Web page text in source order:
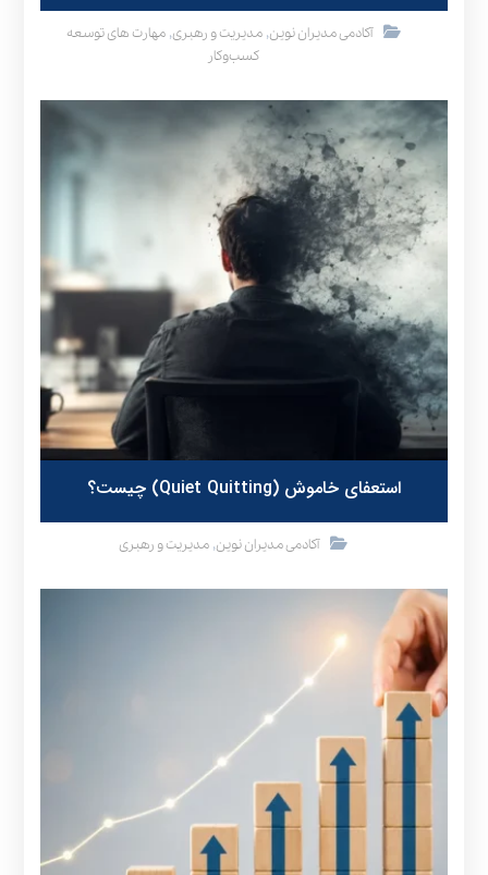
آکادمی مدیران نوین,مدیریت و رهبری,مهارت های توسعه
کسب‌وکار
استعفای خاموش (Quiet Quitting) چیست؟
آکادمی مدیران نوین, مدیریت و رهبری